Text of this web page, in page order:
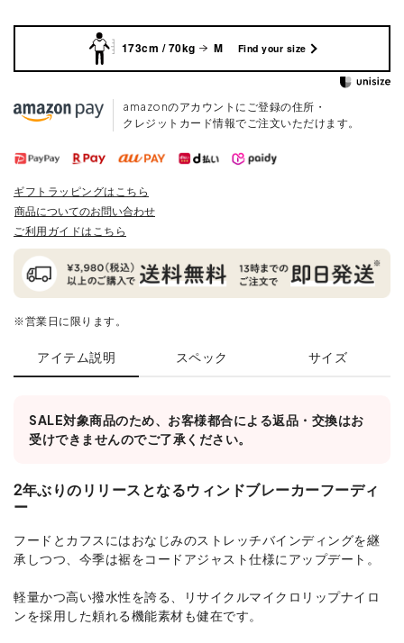
173cm / 70kg M Find your size
amazonのアカウントにご登録の住所・
クレジットカード情報でご注文いただけます。
ギフトラッピングはこちら
商品についてのお問い合わせ
ご利用ガイドはこちら
※営業日に限ります。
アイテム説明 スペック サイズ
SALE対象商品のため、お客様都合による返品・交換はお
受けできませんのでご了承ください。
2年ぶりのリリースとなるウィンドブレーカーフーディ
ー
フードとカフスにはおなじみのストレッチバインディングを継
承しつつ、今季は裾をコードアジャスト仕様にアップデート。
軽量かつ高い撥水性を誇る、リサイクルマイクロリップナイロ
ンを採用した頼れる機能素材も健在です。